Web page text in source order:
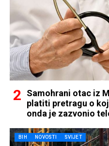
Samohrani otac iz
platiti pretragu o
onda je zazvonio
BIH NOVOSTI SVIJET